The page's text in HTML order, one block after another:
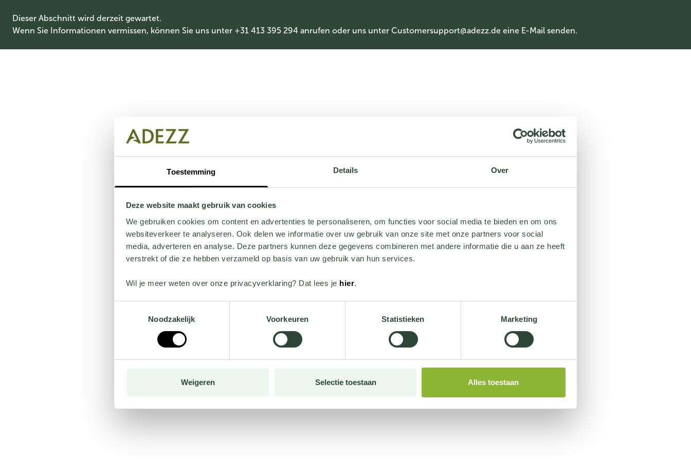
Toestemming Details Over
Deze website maakt gebruik van cookies
We gebruiken cookies om content en advertenties te personaliseren, om functies voor social media te bieden en om ons
websiteverkeer te analyseren. Ook delen we informatie over uw gebruik van onze site met onze partners voor social
media, adverteren en analyse. Deze partners kunnen deze gegevens combineren met andere informatie die u aan ze heeft
verstrekt of die ze hebben verzameld op basis van uw gebruik van hun services.
Wil je meer weten over onze privacyverklaring? Dat lees je hier.
Noodzakelijk
Voorkeuren Statistieken Marketing
Weigeren Selectie toestaan Alles toestaan
Dieser Abschnitt wird derzeit gewartet.
Wenn Sie Informationen vermissen, können Sie uns unter +31 413 395 294 anrufen oder uns unter Customersupport@adezz.de eine E-Mail senden.